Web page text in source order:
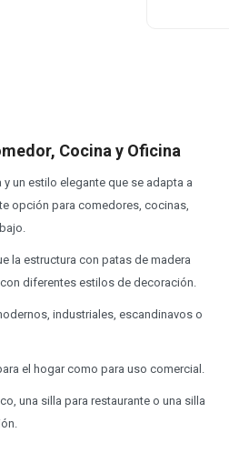
Cocina y Oficina
un estilo elegante que se adapta a
opción para comedores, cocinas,
la estructura con patas de madera
diferentes estilos de decoración.
industriales, escandinavos o
el hogar como para uso comercial.
una silla para restaurante o una silla